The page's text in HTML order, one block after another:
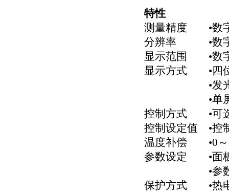
特性
测量精度 •数字
分辨率 •数字
显示范围 •数字
显示方式 •四位
•发光二极管
•单屏数码+
控制方式 •可选
控制设定值 •控
温度补偿 •0～
参数设定 •面板
•参数设
保护方式 •热电